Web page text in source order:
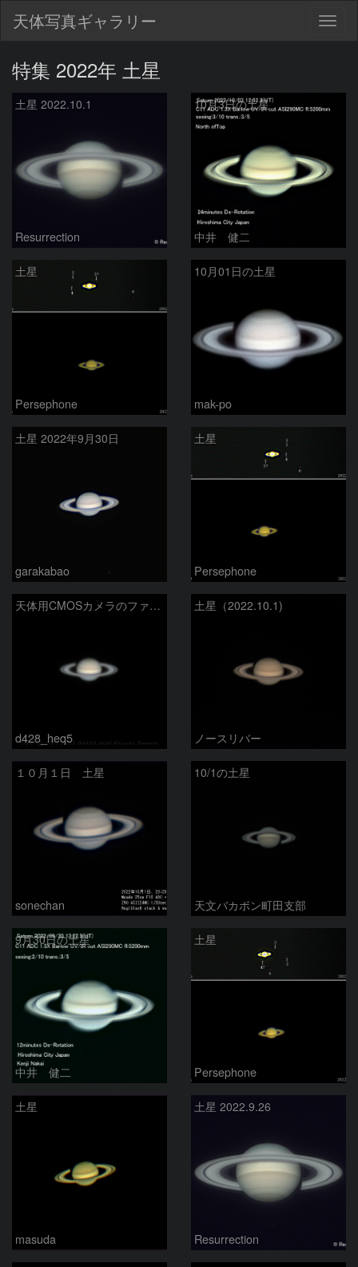
天体写真ギャラリー
特集 2022年 土星
土星 2022.10.1
Resurrection
10月3日の土星
中井 健二
土星
Persephone
10月01日の土星
mak-po
土星 2022年9月30日
garakabao
土星
Persephone
天体用CMOSカメラのファーストライト
d428_heq5
土星（2022.10.1)
ノースリバー
１０月１日 土星
sonechan
10/1の土星
天文バカボン町田支部
9月30日の土星
中井 健二
土星
Persephone
土星
masuda
土星 2022.9.26
Resurrection